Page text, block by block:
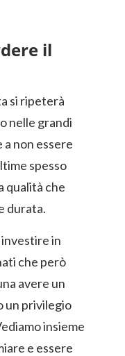
il
si ripeterà
nelle grandi
a non essere
spesso
qualità che
durata.
in
che però
avere un
un privilegio
insieme
e essere